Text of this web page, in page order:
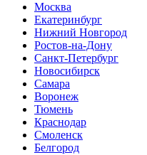
Москва
Екатеринбург
Нижний Новгород
Ростов-на-Дону
Санкт-Петербург
Новосибирск
Самара
Воронеж
Тюмень
Краснодар
Смоленск
Белгород